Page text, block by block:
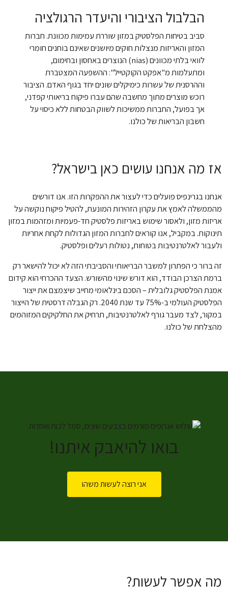
הבלבול הציבורי והיעדר הרגולציה
סביב בטיחות הפלסטיק במזון שוררת עמימות מכוונת. חברות
המזון והאריזות מנצלות חוקים מיושנים שאינם בוחנים חומרי
לוואי בלתי מכוונים (nias) הנוצרים באחסון ובחימום,
ומתעלמות מ"אפקט הקוקטייל": ההשפעה המצטברת
וההרסנית של עשרות כימיקלים שונים יחד בגוף האדם. הציבור
רוכש מוצרים מתוך מחשבה שהם עברו פיקוח בריאותי קפדני,
אך בפועל, החברות ממשיכות לשווק הבטחות ללא כיסוי על
חשבון הבריאות של כולנו.
אז מה אנחנו עושים כאן בישראל?
אנחנו בגרינפיס פועלים כדי לעצור את ההפקרות הזו. אנו דורשים
מהממשלה לאמץ את עקרון הזהירות המונעת, להטיל פיקוח נוקשה על
אריזות מזון, ולאסור שימוש באריזות פלסטיק חד-פעמיות ומזהמות במזון
תינוקות. במקביל, אנו קוראים לחברות המזון הגדולות לקחת אחריות
ולעבור לאלטרנטיבות בטוחות, נטולות רעלים ופלסטיק.
זה ברור כי הפתרון למשבר הבריאותי והסביבתי הזה לא יכול להישאר רק
ברמת הצרכן הבודד, הוא דורש שינוי מהשורש. הצעד ההכרחי הוא קידום
אמנת הפלסטיק גלובלית – הסכם בינלאומי מחייב שיצמצם את ייצור
הפלסטיק העולמי ב-75% עד שנת 2040. רק הגבלה דרסטית של הייצור
במקור, לצד מעבר גורף לאלטרנטיבות, תרחיק את החלקיקים המזוהמים
מהצלחת של כולנו.
בואו להיאבק איתנו!
אני רוצה לעשות משהו
מה אפשר לעשות?